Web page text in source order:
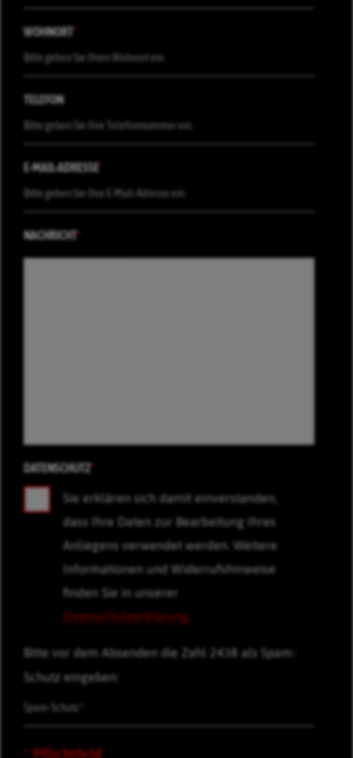
WOHNORT*
TELEFON
E-MAIL-ADRESSE*
NACHRICHT*
DATENSCHUTZ*
Sie erklären sich damit einverstanden,
dass Ihre Daten zur Bearbeitung Ihres
Anliegens verwendet werden. Weitere
Informationen und Widerrufshinweise
finden Sie in unserer
Datenschutzerklärung
Bitte vor dem Absenden die Zahl 2438 als Spam-
Schutz eingeben:
* Pflichtfeld